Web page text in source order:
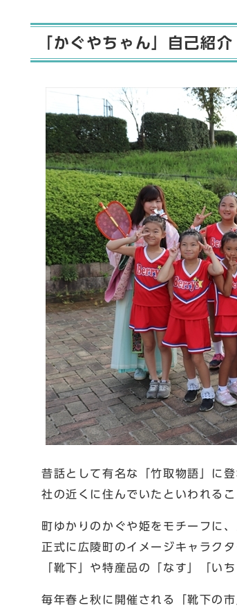
「かぐやちゃん」自己紹介
昔話として有名な「竹取物語」に
社の近くに住んでいたといわれる
町ゆかりのかぐや姫をモチーフに
正式に広陵町のイメージキャラク
「靴下」や特産品の「なす」「い
毎年春と秋に開催される「靴下の